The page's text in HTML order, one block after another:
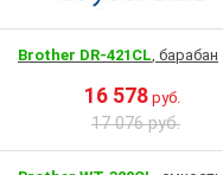
Brother DR-421CL, барабан
16 578 руб.
17 076 руб.